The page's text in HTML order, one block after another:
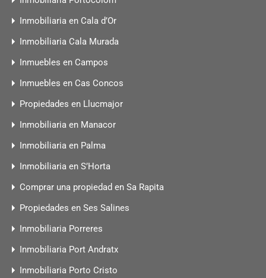
Inmobiliaria en Cala d’Or
Inmobiliaria Cala Murada
Inmuebles en Campos
Inmuebles en Cas Concos
Propiedades en Llucmajor
Inmobiliaria en Manacor
Inmobiliaria en Palma
Inmobiliaria en S’Horta
Comprar una propiedad en Sa Rapita
Propiedades en Ses Salines
Inmobiliaria Porreres
Inmobiliaria Port Andratx
Inmobiliaria Porto Cristo